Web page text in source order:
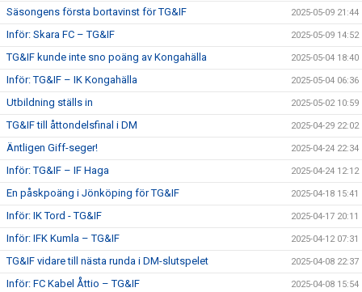
Säsongens första bortavinst för TG&IF 2025-05-09 21:44
Inför: Skara FC – TG&IF 2025-05-09 14:52
TG&IF kunde inte sno poäng av Kongahälla 2025-05-04 18:40
Inför: TG&IF – IK Kongahälla 2025-05-04 06:36
Utbildning ställs in 2025-05-02 10:59
TG&IF till åttondelsfinal i DM 2025-04-29 22:02
Äntligen Giff-seger! 2025-04-24 22:34
Inför: TG&IF – IF Haga 2025-04-24 12:12
En påskpoäng i Jönköping för TG&IF 2025-04-18 15:41
Inför: IK Tord - TG&IF 2025-04-17 20:11
Inför: IFK Kumla – TG&IF 2025-04-12 07:31
TG&IF vidare till nästa runda i DM-slutspelet 2025-04-08 22:37
Inför: FC Kabel Åttio – TG&IF 2025-04-08 15:54